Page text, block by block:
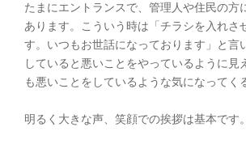
たまにエントランスで、管理人や住民の方
あります。こういう時は「チラシを入れさ
す。いつもお世話になっております」と言
していると悪いことをやっているように見
も悪いことをしているような気になってく
明るく大きな声、笑顔での挨拶は基本です。